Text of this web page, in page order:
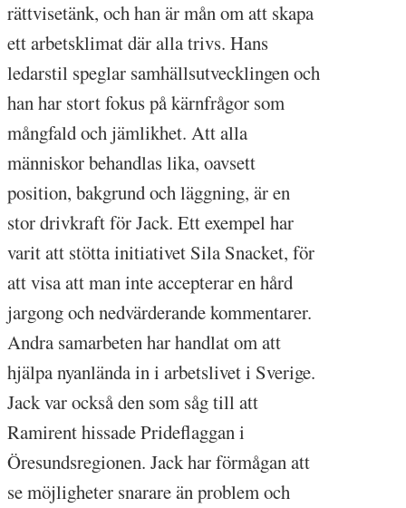
rättvisetänk, och han är mån om att skapa
ett arbetsklimat där alla trivs. Hans
ledarstil speglar samhällsutvecklingen och
han har stort fokus på kärnfrågor som
mångfald och jämlikhet. Att alla
människor behandlas lika, oavsett
position, bakgrund och läggning, är en
stor drivkraft för Jack. Ett exempel har
varit att stötta initiativet Sila Snacket, för
att visa att man inte accepterar en hård
jargong och nedvärderande kommentarer.
Andra samarbeten har handlat om att
hjälpa nyanlända in i arbetslivet i Sverige.
Jack var också den som såg till att
Ramirent hissade Prideflaggan i
Öresundsregionen. Jack har förmågan att
se möjligheter snarare än problem och